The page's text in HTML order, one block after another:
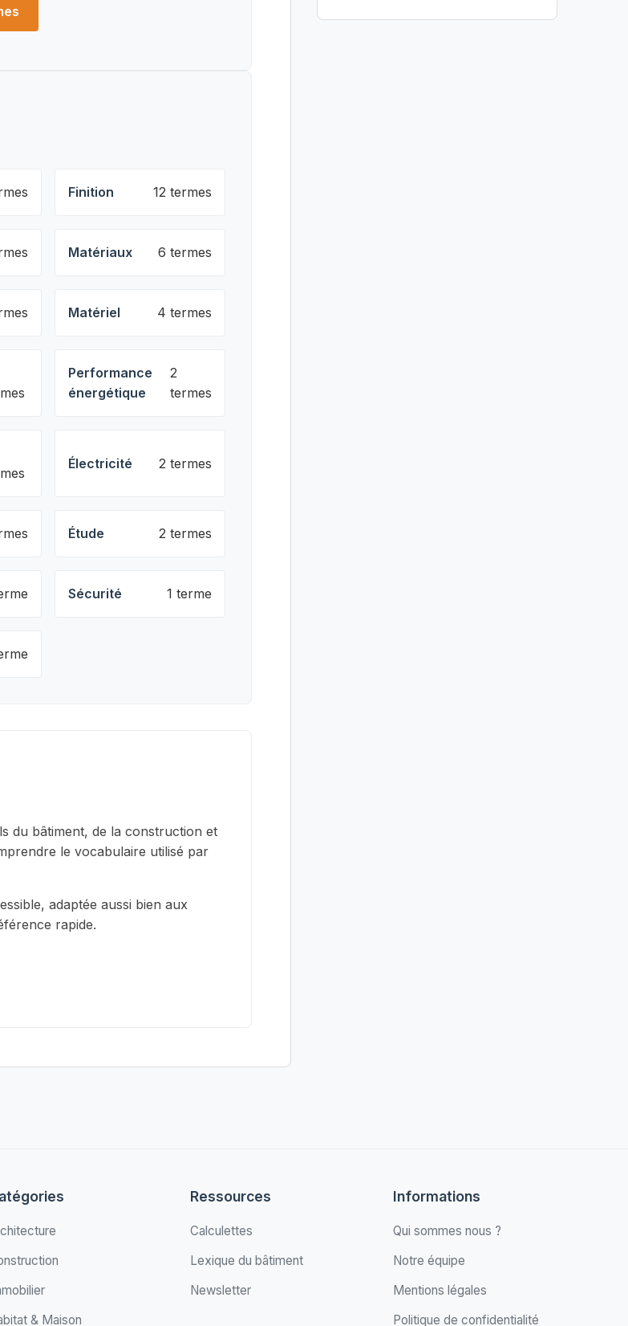
Finition 12 termes
Matériaux 6 termes
Matériel 4 termes
Performance
énergétique
2
termes
Électricité 2 termes
Étude 2 termes
Sécurité 1 terme
du bâtiment, de la construction et
le vocabulaire utilisé par
adaptée aussi bien aux
rapide.
& Maison
Ressources
Calculettes
Lexique du bâtiment
Newsletter
Informations
Qui sommes nous ?
Notre équipe
Mentions légales
Politique de confidentialité